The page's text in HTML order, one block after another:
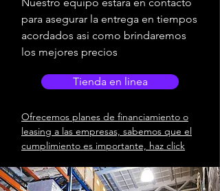
para asegurar la entrega en tiempos
acordados asi como brindaremos
los mejores precios
Tienda en linea
Ofrecemos planes de financiamiento o
leasing a las empresas, sabemos que el
cumplimiento es importante, haz click